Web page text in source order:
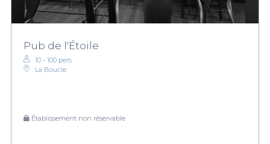
Pub de l'Étoile
10 - 100 pers.
La Boucle
Établissement non réservable